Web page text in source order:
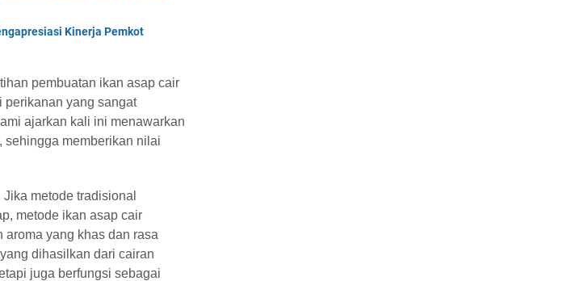
Kinerja Pemkot
pembuatan ikan asap cair
perikanan yang sangat
ajarkan kali ini menawarkan
sehingga memberikan nilai
metode tradisional
metode ikan asap cair
yang khas dan rasa
dihasilkan dari cairan
juga berfungsi sebagai